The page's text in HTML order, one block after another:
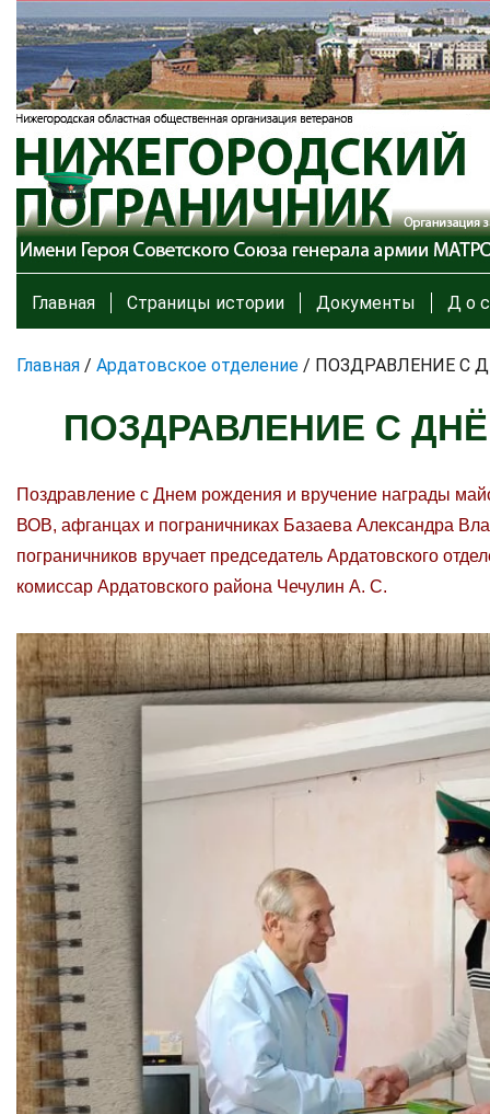
Главная Страницы истории Документы Д о с
Главная / Ардатовское отделение / ПОЗДРАВЛЕНИЕ С
ПОЗДРАВЛЕНИЕ С
Поздравление с Днем рождения и вручение награды
ВОВ, афганцах и пограничниках Базаева Александра
пограничников вручает председатель Ардатовского
комиссар Ардатовского района Чечулин А. С.